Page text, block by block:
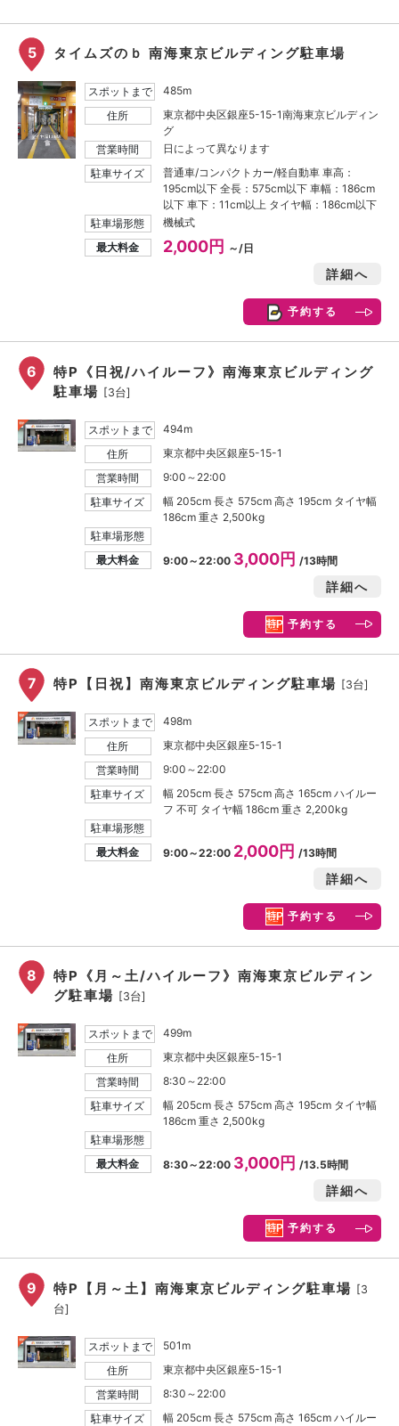
5 タイムズのｂ 南海東京ビルディング駐車場
スポットまで
485m
住所
東京都中央区銀座5-15-1南海東京ビルディン
グ
営業時間
日によって異なります
駐車サイズ
普通車/コンパクトカー/軽自動車 車高：
195cm以下 全長：575cm以下 車幅：186cm
以下 車下：11cm以上 タイヤ幅：186cm以下
駐車場形態
機械式
最大料金
2,000円 ～/日
詳細へ
予約する
6
特P《日祝/ハイルーフ》南海東京ビルディング
駐車場 [3台]
スポットまで
494m
住所
東京都中央区銀座5-15-1
営業時間
9:00～22:00
駐車サイズ
幅 205cm 長さ 575cm 高さ 195cm タイヤ幅
186cm 重さ 2,500kg
駐車場形態
最大料金
9:00～22:00 3,000円 /13時間
詳細へ
予約する
7 特P【日祝】南海東京ビルディング駐車場 [3台]
スポットまで
498m
住所
東京都中央区銀座5-15-1
営業時間
9:00～22:00
駐車サイズ
幅 205cm 長さ 575cm 高さ 165cm ハイルー
フ 不可 タイヤ幅 186cm 重さ 2,200kg
駐車場形態
最大料金
9:00～22:00 2,000円 /13時間
詳細へ
予約する
8
特P《月～土/ハイルーフ》南海東京ビルディン
グ駐車場 [3台]
スポットまで
499m
住所
東京都中央区銀座5-15-1
営業時間
8:30～22:00
駐車サイズ
幅 205cm 長さ 575cm 高さ 195cm タイヤ幅
186cm 重さ 2,500kg
駐車場形態
最大料金
8:30～22:00 3,000円/13.5時間
詳細へ
予約する
9 特P【月～土】南海東京ビルディング駐車場 [3
台]
スポットまで
501m
住所
東京都中央区銀座5-15-1
営業時間
8:30～22:00
駐車サイズ
幅 205cm 長さ 575cm 高さ 165cm ハイルー